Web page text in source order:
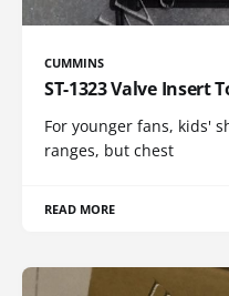
CUMMINS
ST-1323 Valve Insert
For younger fans, kids'
ranges, but chest
READ MORE